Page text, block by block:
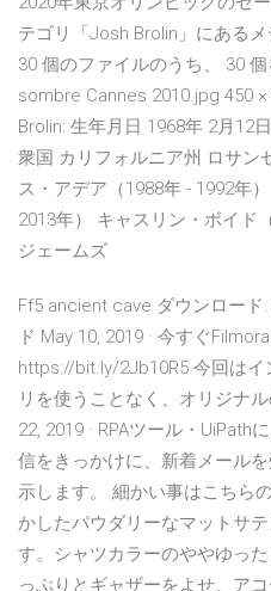
テゴリ「Josh Brolin」にある
30 個のファイルのうち、 30
sombre Cannes 2010.jpg 450
Brolin: 生年月日 1968年 2月12
衆国 カリフォルニア州 ロサン
ス・アデア（1988年 - 1992年
2013年） キャスリン・ボイド
ジェームズ
Ff5 ancient cave ダウンロー
ド May 10, 2019 · 今すぐ
https://bit.ly/2Jb10R5 今回は
リを使うことなく、オリジナ
22, 2019 · RPAツール・UiPath
信をきっかけに、新着メール
示します。 細かい事はこちら
かしたパウダリーなマットサ
す。シャツカラーのややゆっ
っぷりとギャザーをよせ、ア